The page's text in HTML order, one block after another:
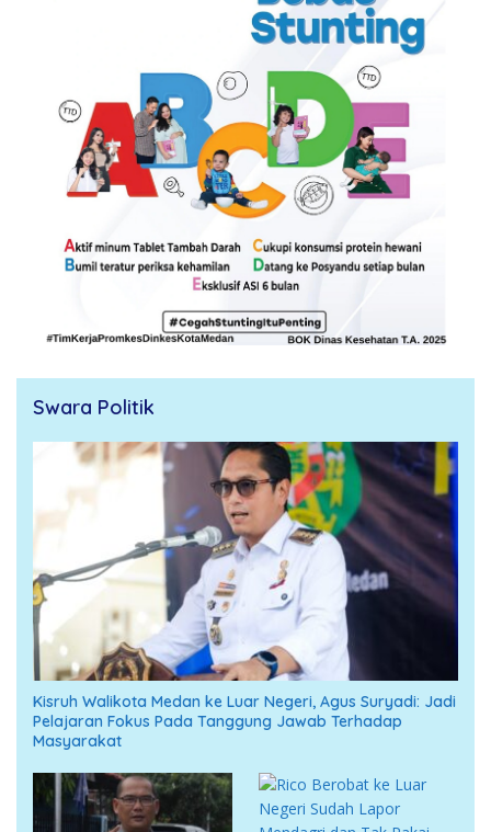
Swara Politik
Kisruh Walikota Medan ke Luar Negeri, Agus Suryadi: Jadi
Pelajaran Fokus Pada Tanggung Jawab Terhadap
Masyarakat